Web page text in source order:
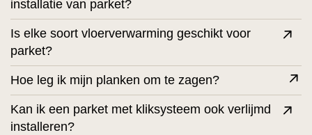
installatie van parket?
Is elke soort vloerverwarming geschikt voor
parket?
Hoe leg ik mijn planken om te zagen?
Kan ik een parket met kliksysteem ook verlijmd
installeren?